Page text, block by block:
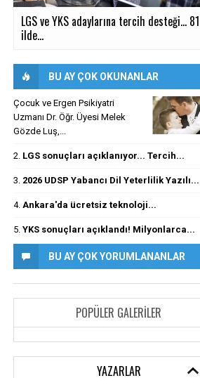
LGS ve YKS adaylarına tercih desteği... 81
ilde...
BU AY ÇOK OKUNANLAR
Çocuk ve Ergen Psikiyatri
Uzmanı Dr. Öğr. Üyesi Melek
Gözde Luş,...
2. LGS sonuçları açıklanıyor... Tercih...
3. 2026 UDSP Yabancı Dil Yeterlilik Yazılı...
4. Ankara'da ücretsiz teknoloji...
5. YKS sonuçları açıklandı! Milyonlarca...
BU AY ÇOK YORUMLANANLAR
POPÜLER GALERILER
YAZARLAR